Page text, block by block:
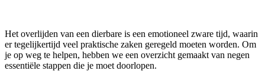
Het overlijden van een dierbare is een emotioneel zware tijd, waarin
er tegelijkertijd veel praktische zaken geregeld moeten worden. Om
je op weg te helpen, hebben we een overzicht gemaakt van negen
essentiële stappen die je moet doorlopen.